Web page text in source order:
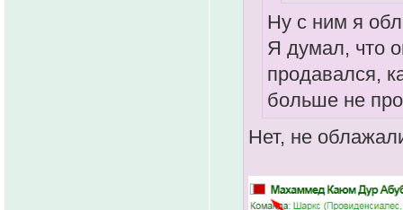
Ну с ним я
Я думал, что
продавался,
больше не
Нет, не